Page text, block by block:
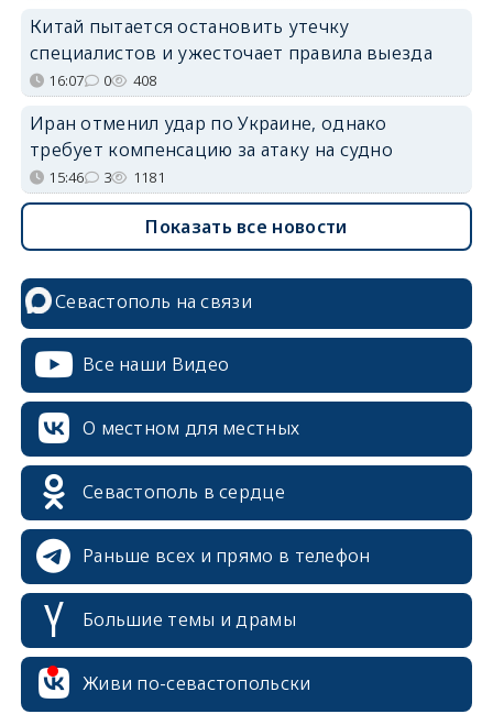
Китай пытается остановить утечку
специалистов и ужесточает правила выезда
16:07 0 408
Иран отменил удар по Украине, однако
требует компенсацию за атаку на судно
15:46 3 1181
Показать все новости
Севастополь на связи
Все наши Видео
О местном для местных
Севастополь в сердце
Раньше всех и прямо в телефон
Большие темы и драмы
Живи по-севастопольски
erid: 2SDnjcrDNw6